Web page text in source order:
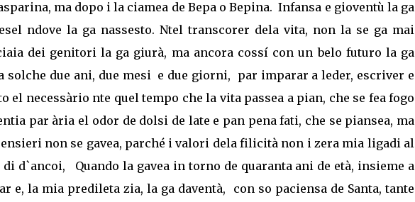
ma dopo i la ciamea de Bepa o Bepina. Infansa e gioventù la ga
ndove la ga nassesto. Ntel transcorer dela vita, non la se ga mai
dei genitori la ga giurà, ma ancora cossí con un belo futuro la ga
solche due ani, due mesi e due giorni, par imparar a leder, escriver e
el necessàrio nte quel tempo che la vita passea a pian, che se fea fogo
par ària el odor de dolsi de late e pan pena fati, che se piansea, ma
non se gavea, parché i valori dela filicità non i zera mia ligadi al
di d`ancoi,
Quando la gavea in torno de quaranta ani de età, insieme a
e, la mia predileta zia, la ga daventà,
con so paciensa de Santa, tante